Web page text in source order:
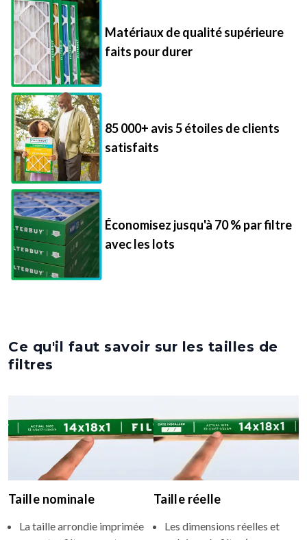
Matériaux de qualité supérieure
faits pour durer
85 000+ avis 5 étoiles de clients
satisfaits
Économisez jusqu'à 70 % par filtre
avec les lots
Ce qu'il faut savoir sur les tailles de
filtres
Taille nominale
La taille arrondie imprimée
Taille réelle
Les dimensions réelles et